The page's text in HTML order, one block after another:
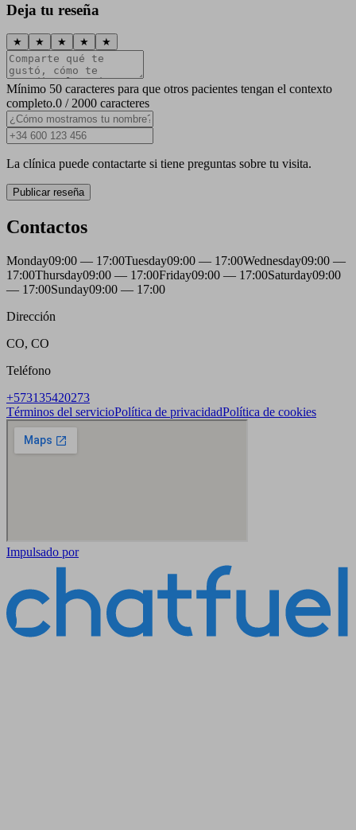
Deja tu reseña
★ ★ ★ ★ ★
Mínimo 50 caracteres para que otros pacientes tengan el contexto
completo.0 / 2000 caracteres
La clínica puede contactarte si tiene preguntas sobre tu visita.
Publicar reseña
Contactos
Monday09:00 — 17:00Tuesday09:00 — 17:00Wednesday09:00 —
17:00Thursday09:00 — 17:00Friday09:00 — 17:00Saturday09:00
— 17:00Sunday09:00 — 17:00
Dirección
CO, CO
Teléfono
+573135420273
Términos del servicioPolítica de privacidadPolítica de cookies
Impulsado por